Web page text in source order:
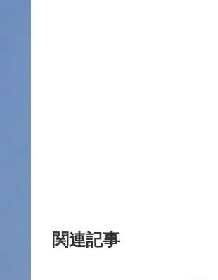
関連記事